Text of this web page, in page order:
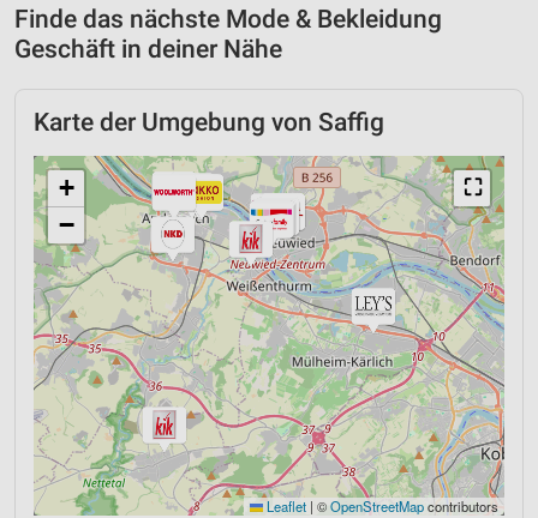
Finde das nächste Mode & Bekleidung
Geschäft in deiner Nähe
Karte der Umgebung von Saffig
⛶
+
−
Leaflet | ©OpenStreetMapcontributors